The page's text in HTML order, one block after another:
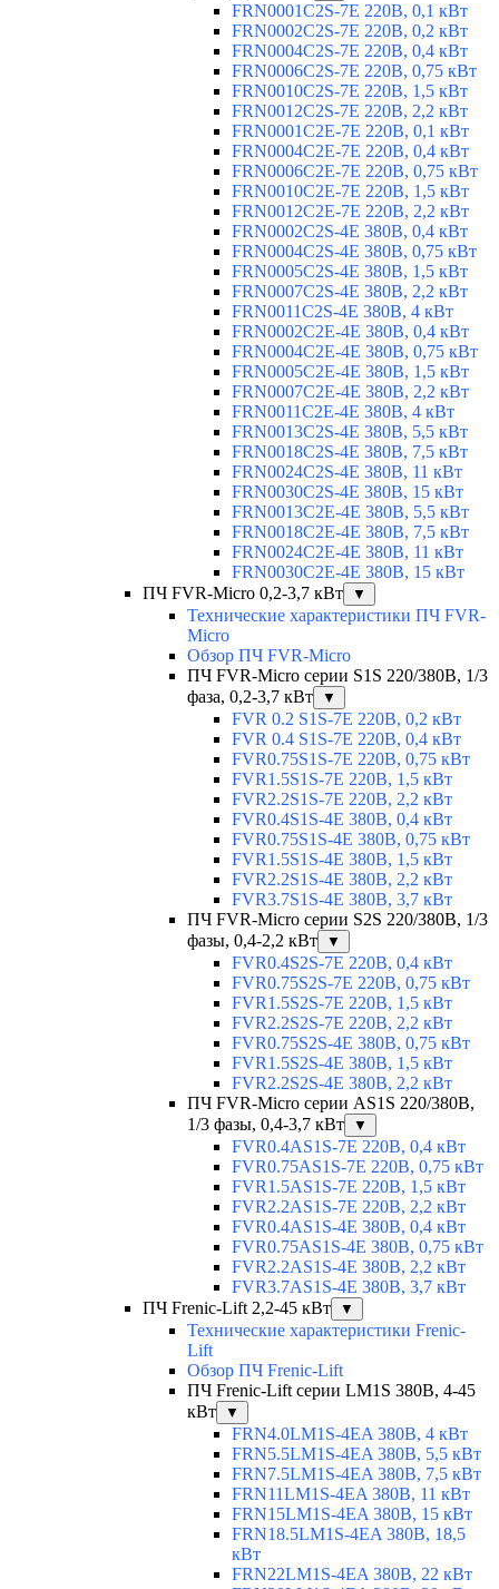
FRN0001C2S-7E 220В, 0,1 кВт
FRN0002C2S-7E 220В, 0,2 кВт
FRN0004C2S-7E 220В, 0,4 кВт
FRN0006C2S-7E 220В, 0,75 кВт
FRN0010C2S-7E 220В, 1,5 кВт
FRN0012C2S-7E 220В, 2,2 кВт
FRN0001C2E-7E 220В, 0,1 кВт
FRN0004C2E-7E 220В, 0,4 кВт
FRN0006C2E-7E 220В, 0,75 кВт
FRN0010C2E-7E 220В, 1,5 кВт
FRN0012C2E-7E 220В, 2,2 кВт
FRN0002C2S-4E 380В, 0,4 кВт
FRN0004C2S-4E 380В, 0,75 кВт
FRN0005C2S-4E 380В, 1,5 кВт
FRN0007C2S-4E 380В, 2,2 кВт
FRN0011C2S-4E 380В, 4 кВт
FRN0002C2E-4E 380В, 0,4 кВт
FRN0004C2E-4E 380В, 0,75 кВт
FRN0005C2E-4E 380В, 1,5 кВт
FRN0007C2E-4E 380В, 2,2 кВт
FRN0011C2E-4E 380В, 4 кВт
FRN0013C2S-4E 380В, 5,5 кВт
FRN0018C2S-4E 380В, 7,5 кВт
FRN0024C2S-4E 380В, 11 кВт
FRN0030C2S-4E 380В, 15 кВт
FRN0013C2E-4E 380В, 5,5 кВт
FRN0018C2E-4E 380В, 7,5 кВт
FRN0024C2E-4E 380В, 11 кВт
FRN0030C2E-4E 380В, 15 кВт
ПЧ FVR-Micro 0,2-3,7 кВт
▼
Технические характеристики ПЧ FVR-
Micro
Обзор ПЧ FVR-Micro
ПЧ FVR-Micro серии S1S 220/380В, 1/3
фаза, 0,2-3,7 кВт
▼
FVR 0.2 S1S-7E 220В, 0,2 кВт
FVR 0.4 S1S-7E 220В, 0,4 кВт
FVR0.75S1S-7E 220В, 0,75 кВт
FVR1.5S1S-7E 220В, 1,5 кВт
FVR2.2S1S-7E 220В, 2,2 кВт
FVR0.4S1S-4E 380В, 0,4 кВт
FVR0.75S1S-4E 380В, 0,75 кВт
FVR1.5S1S-4E 380В, 1,5 кВт
FVR2.2S1S-4E 380В, 2,2 кВт
FVR3.7S1S-4E 380В, 3,7 кВт
ПЧ FVR-Micro серии S2S 220/380В, 1/3
фазы, 0,4-2,2 кВт
▼
FVR0.4S2S-7E 220В, 0,4 кВт
FVR0.75S2S-7E 220В, 0,75 кВт
FVR1.5S2S-7E 220В, 1,5 кВт
FVR2.2S2S-7E 220В, 2,2 кВт
FVR0.75S2S-4E 380В, 0,75 кВт
FVR1.5S2S-4E 380В, 1,5 кВт
FVR2.2S2S-4E 380В, 2,2 кВт
ПЧ FVR-Micro серии AS1S 220/380В,
1/3 фазы, 0,4-3,7 кВт
▼
FVR0.4AS1S-7E 220В, 0,4 кВт
FVR0.75AS1S-7E 220В, 0,75 кВт
FVR1.5AS1S-7E 220В, 1,5 кВт
FVR2.2AS1S-7E 220В, 2,2 кВт
FVR0.4AS1S-4E 380В, 0,4 кВт
FVR0.75AS1S-4E 380В, 0,75 кВт
FVR2.2AS1S-4E 380В, 2,2 кВт
FVR3.7AS1S-4E 380В, 3,7 кВт
ПЧ Frenic-Lift 2,2-45 кВт
▼
Технические характеристики Frenic-
Lift
Обзор ПЧ Frenic-Lift
ПЧ Frenic-Lift серии LM1S 380В, 4-45
кВт
▼
FRN4.0LM1S-4EA 380В, 4 кВт
FRN5.5LM1S-4EA 380В, 5,5 кВт
FRN7.5LM1S-4EA 380В, 7,5 кВт
FRN11LM1S-4EA 380В, 11 кВт
FRN15LM1S-4EA 380В, 15 кВт
FRN18.5LM1S-4EA 380В, 18,5
кВт
FRN22LM1S-4EA 380В, 22 кВт